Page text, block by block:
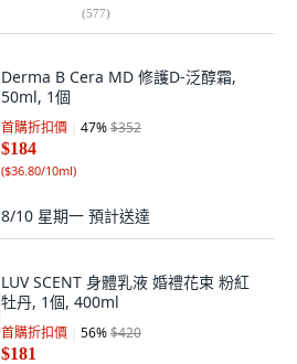
(577)
Derma B Cera MD 修護D-泛醇霜,
50ml, 1個
首購折扣價 47%$352
$184
($36.80/10ml)
8/10 星期一 預計送達
LUV SCENT 身體乳液 婚禮花束 粉紅
牡丹, 1個, 400ml
首購折扣價 56%$420
$181